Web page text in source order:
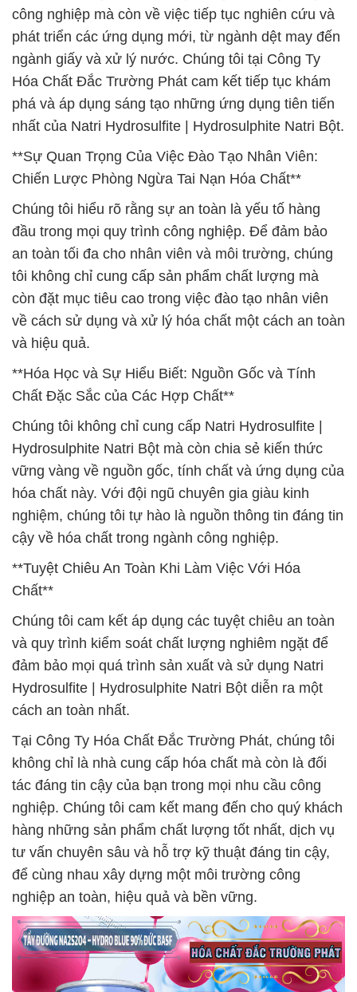
công nghiệp mà còn về việc tiếp tục nghiên cứu và
phát triển các ứng dụng mới, từ ngành dệt may đến
ngành giấy và xử lý nước. Chúng tôi tại Công Ty
Hóa Chất Đắc Trường Phát cam kết tiếp tục khám
phá và áp dụng sáng tạo những ứng dụng tiên tiến
nhất của Natri Hydrosulfite | Hydrosulphite Natri Bột.
**Sự Quan Trọng Của Việc Đào Tạo Nhân Viên:
Chiến Lược Phòng Ngừa Tai Nạn Hóa Chất**
Chúng tôi hiểu rõ rằng sự an toàn là yếu tố hàng
đầu trong mọi quy trình công nghiệp. Để đảm bảo
an toàn tối đa cho nhân viên và môi trường, chúng
tôi không chỉ cung cấp sản phẩm chất lượng mà
còn đặt mục tiêu cao trong việc đào tạo nhân viên
về cách sử dụng và xử lý hóa chất một cách an toàn
và hiệu quả.
**Hóa Học và Sự Hiểu Biết: Nguồn Gốc và Tính
Chất Đặc Sắc của Các Hợp Chất**
Chúng tôi không chỉ cung cấp Natri Hydrosulfite |
Hydrosulphite Natri Bột mà còn chia sẻ kiến thức
vững vàng về nguồn gốc, tính chất và ứng dụng của
hóa chất này. Với đội ngũ chuyên gia giàu kinh
nghiệm, chúng tôi tự hào là nguồn thông tin đáng tin
cậy về hóa chất trong ngành công nghiệp.
**Tuyệt Chiêu An Toàn Khi Làm Việc Với Hóa
Chất**
Chúng tôi cam kết áp dụng các tuyệt chiêu an toàn
và quy trình kiểm soát chất lượng nghiêm ngặt để
đảm bảo mọi quá trình sản xuất và sử dụng Natri
Hydrosulfite | Hydrosulphite Natri Bột diễn ra một
cách an toàn nhất.
Tại Công Ty Hóa Chất Đắc Trường Phát, chúng tôi
không chỉ là nhà cung cấp hóa chất mà còn là đối
tác đáng tin cậy của bạn trong mọi nhu cầu công
nghiệp. Chúng tôi cam kết mang đến cho quý khách
hàng những sản phẩm chất lượng tốt nhất, dịch vụ
tư vấn chuyên sâu và hỗ trợ kỹ thuật đáng tin cậy,
để cùng nhau xây dựng một môi trường công
nghiệp an toàn, hiệu quả và bền vững.